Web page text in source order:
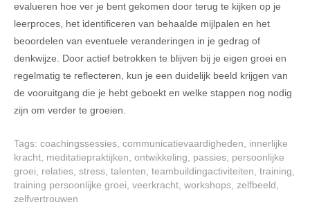
evalueren hoe ver je bent gekomen door terug te kijken op je
leerproces, het identificeren van behaalde mijlpalen en het
beoordelen van eventuele veranderingen in je gedrag of
denkwijze. Door actief betrokken te blijven bij je eigen groei en
regelmatig te reflecteren, kun je een duidelijk beeld krijgen van
de vooruitgang die je hebt geboekt en welke stappen nog nodig
zijn om verder te groeien.
Tags: coachingssessies communicatievaardigheden
innerlijke
kracht meditatiepraktijken ontwikkeling passies persoonlijke
groei
relaties stress talenten teambuildingactiviteiten training
training persoonlijke groei veerkracht workshops zelfbeeld
zelfvertrouwen